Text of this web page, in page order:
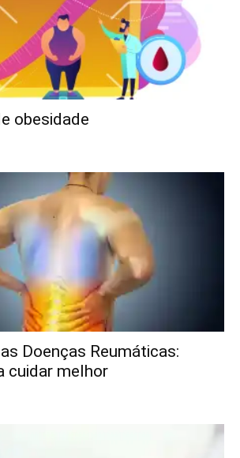
obesidade
Doenças Reumáticas:
cuidar melhor